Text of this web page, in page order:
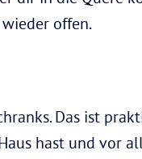
offen.
Das ist
hast und vor